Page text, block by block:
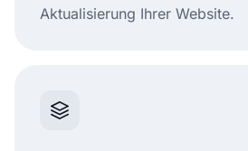
Aktualisierung Ihrer Website.